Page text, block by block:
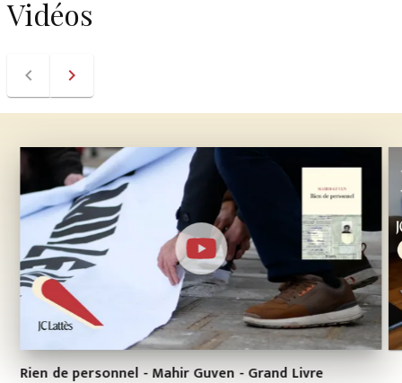
Vidéos
navigate_before navigate_next
Rien de personnel - Mahir Guven - Grand Livre